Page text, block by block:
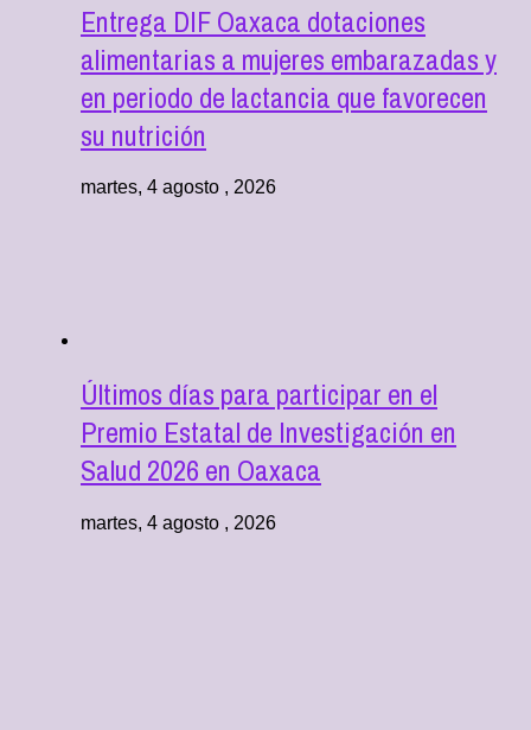
Entrega DIF Oaxaca dotaciones
alimentarias a mujeres embarazadas y
en periodo de lactancia que favorecen
su nutrición
martes, 4 agosto , 2026
Últimos días para participar en el
Premio Estatal de Investigación en
Salud 2026 en Oaxaca
martes, 4 agosto , 2026